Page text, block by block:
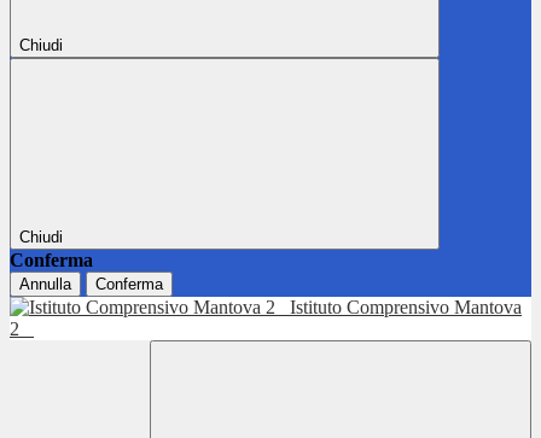
Chiudi
Chiudi
Conferma
Annulla Conferma
Istituto Comprensivo Mantova
2